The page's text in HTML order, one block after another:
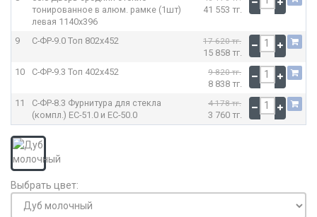
тонированное в алюм. рамке (1шт)
левая 1140x396
41 553 тг.
9 С-ФР-9.0 Топ 802x452 17 620 тг.
15 858 тг.
10
С-ФР-9.3 Топ 402x452 9 820 тг.
8 838 тг.
11
С-ФР-8.3 Фурнитура для стекла
(компл.) ЕС-51.0 и ЕС-50.0
4 178 тг.
3 760 тг.
Выбрать цвет: